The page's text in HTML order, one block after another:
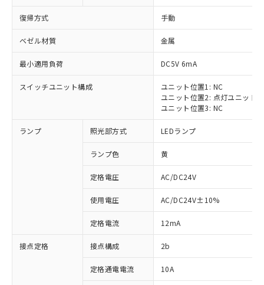
復帰方式 手動
ベゼル材質 金属
最小適用負荷 DC5V 6mA
スイッチユニット構成
ユニット位置1: NC
ユニット位置2: 点灯ユニット
ユニット位置3: NC
ランプ 照光部方式 LEDランプ
ランプ色 黄
定格電圧 AC/DC24V
使用電圧 AC/DC24V±10%
定格電流 12mA
接点定格 接点構成 2b
定格通電電流 10A
ご利用条件
※1 対応状況
対応済み：EU RoHS指令（10物質）の
非含有に対応した製品が提供可能な商品で
す。
対応予定：EU RoHS指令（10物質）の非含
有に対応した製品に切り替える予定のある